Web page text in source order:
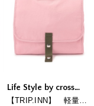
Life Style by cross
marche
【TRIP.INN】 軽量パ